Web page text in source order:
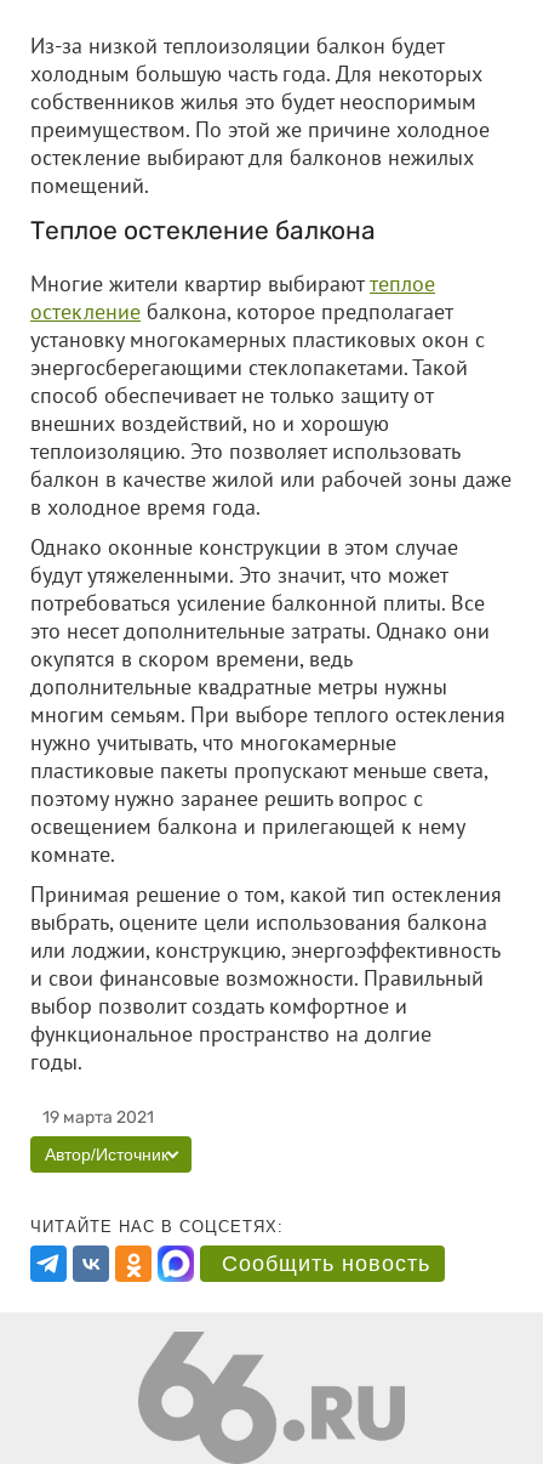
Из-за низкой теплоизоляции балкон будет
холодным большую часть года. Для некоторых
собственников жилья это будет неоспоримым
преимуществом. По этой же причине холодное
остекление выбирают для балконов нежилых
помещений.
Теплое остекление балкона
Многие жители квартир выбираюттеплое
остекление балкона, которое предполагает
установку многокамерных пластиковых окон с
энергосберегающими стеклопакетами. Такой
способ обеспечивает не только защиту от
внешних воздействий, но и хорошую
теплоизоляцию. Это позволяет использовать
балкон в качестве жилой или рабочей зоны даже
в холодное время года.
Однако оконные конструкции в этом случае
будут утяжеленными. Это значит, что может
потребоваться усиление балконной плиты. Все
это несет дополнительные затраты. Однако они
окупятся в скором времени, ведь
дополнительные квадратные метры нужны
многим семьям. При выборе теплого остекления
нужно учитывать, что многокамерные
пластиковые пакеты пропускают меньше света,
поэтому нужно заранее решить вопрос с
освещением балкона и прилегающей к нему
комнате.
Принимая решение о том, какой тип остекления
выбрать, оцените цели использования балкона
или лоджии, конструкцию, энергоэффективность
и свои финансовые возможности. Правильный
выбор позволит создать комфортное и
функциональное пространство на долгие
годы.
19 марта 2021
Автор/Источник
ЧИТАЙТЕ НАС В СОЦСЕТЯХ:
Сообщить новость